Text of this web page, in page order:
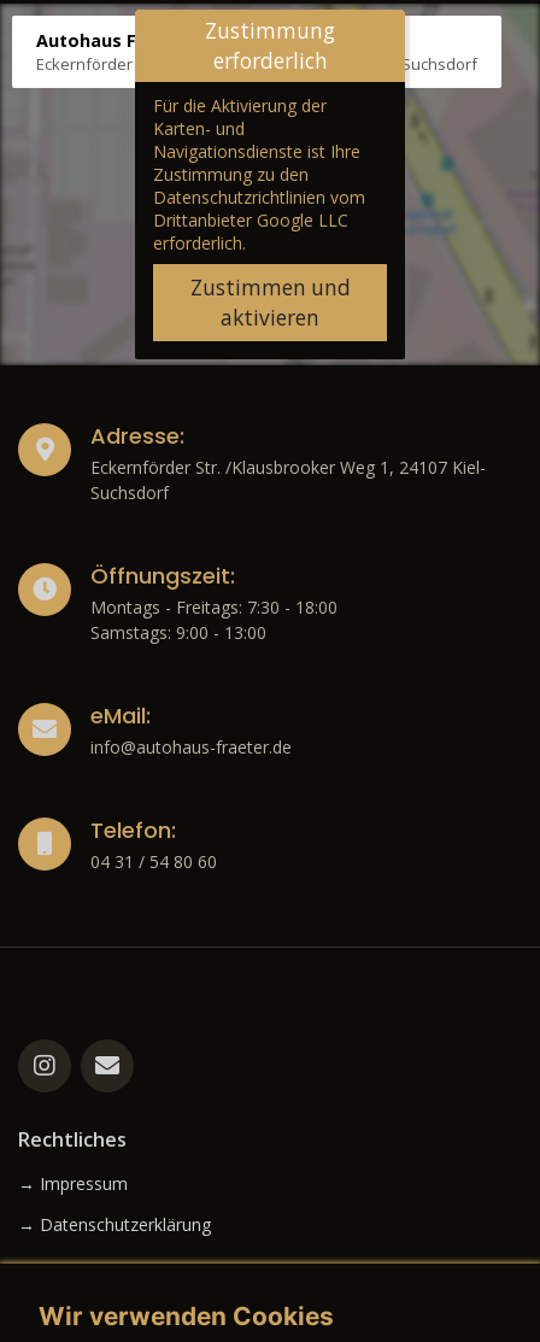
Autohaus Fräter
Eckernförder Str. /Klausbrooker Weg 1, 24107 Kiel-Suchsdorf
Zustimmung
erforderlich
Für die Aktivierung der
Karten- und
Navigationsdienste ist Ihre
Zustimmung zu den
Datenschutzrichtlinien vom
Drittanbieter Google LLC
erforderlich.
Zustimmen und
aktivieren
Adresse:
Eckernförder Str. /Klausbrooker Weg 1, 24107 Kiel-
Suchsdorf
Öffnungszeit:
Montags - Freitags: 7:30 - 18:00
Samstags: 9:00 - 13:00
eMail:
info@autohaus-fraeter.de
Telefon:
04 31 / 54 80 60
Rechtliches
→ Impressum
→ Datenschutzerklärung
Wir verwenden Cookies